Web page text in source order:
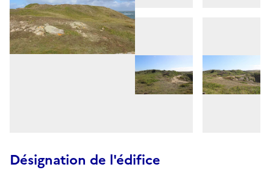
Désignation de l'édifice